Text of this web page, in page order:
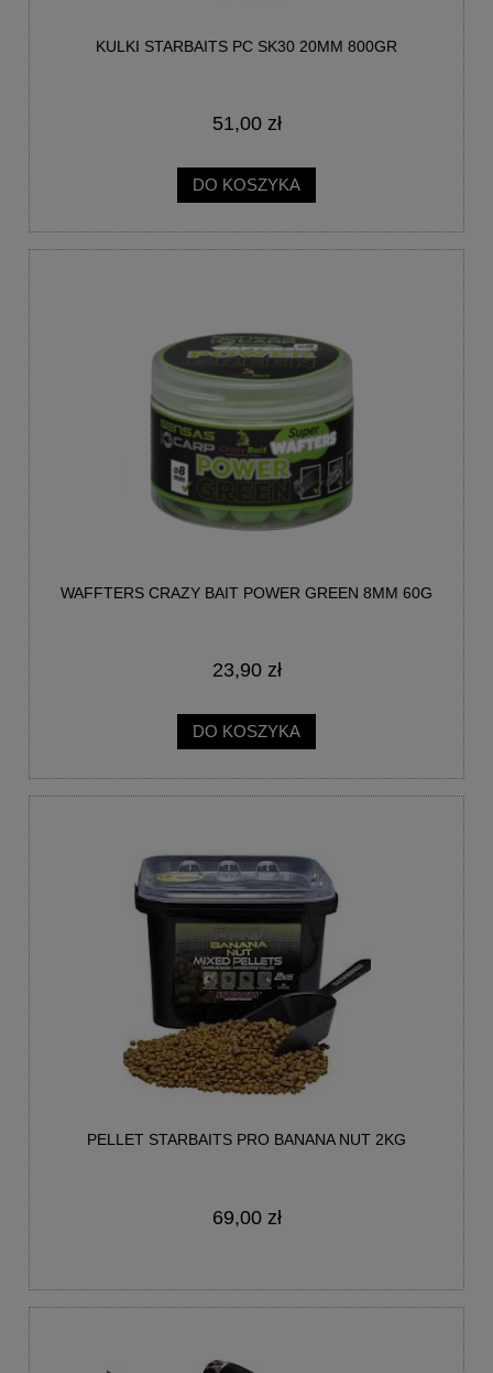
KULKI STARBAITS PC SK30 20MM 800GR
51,00 zł
DO KOSZYKA
WAFFTERS CRAZY BAIT POWER GREEN 8MM 60G
23,90 zł
DO KOSZYKA
PELLET STARBAITS PRO BANANA NUT 2KG
69,00 zł